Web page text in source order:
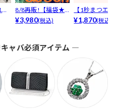
8/8再販!【福袋★
ブラセット3点
¥3,980(税込)
【1秒まつエ
リュームタイ
¥1,870(税込)
ャバ必須アイテム ―